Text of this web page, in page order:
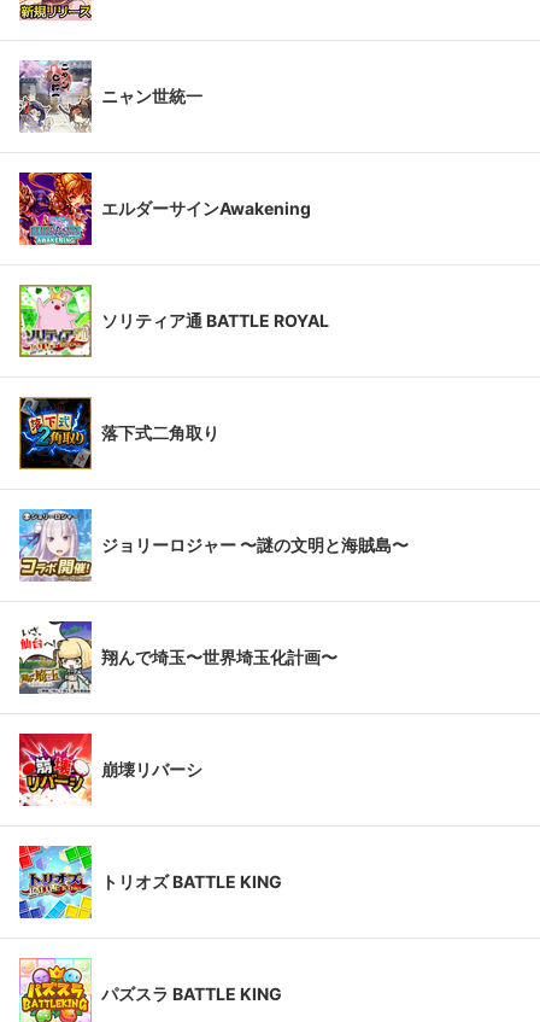
ニャン世統一
エルダーサインAwakening
ソリティア通 BATTLE ROYAL
落下式二角取り
ジョリーロジャー 〜謎の文明と海賊島〜
翔んで埼玉〜世界埼玉化計画〜
崩壊リバーシ
トリオズ BATTLE KING
パズスラ BATTLE KING